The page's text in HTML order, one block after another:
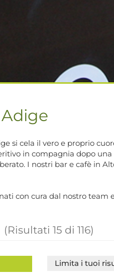
si cela il vero e proprio
in compagnia dopo
I nostri bar e cafè in
con cura dal nostro
(Risultati 15 di 116)
Limita i tuoi